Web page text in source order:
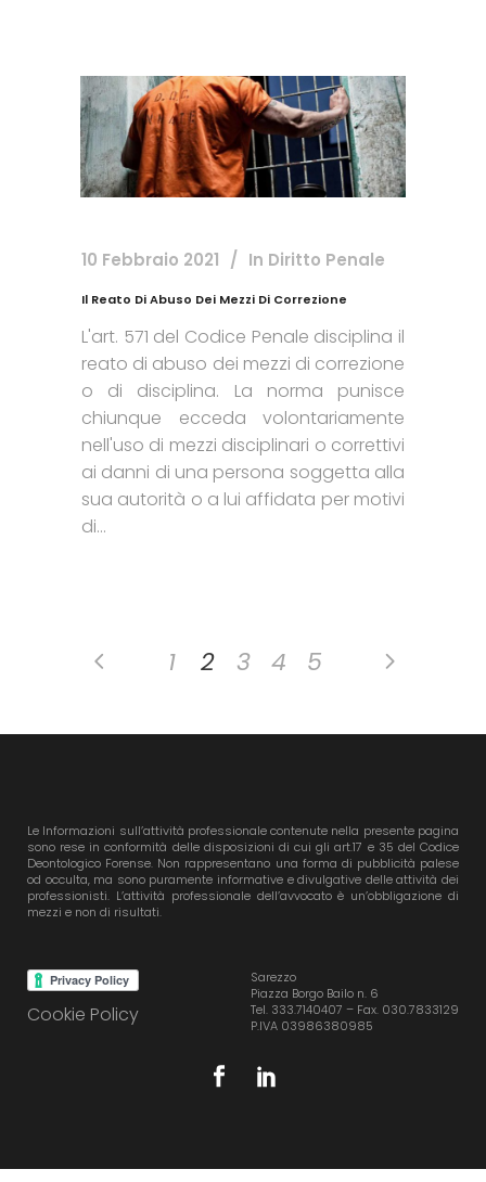
10 Febbraio 2021 In Diritto Penale
Il Reato Di Abuso Dei Mezzi Di Correzione
L'art. 571 del Codice Penale disciplina il
reato di abuso dei mezzi di correzione
o di disciplina. La norma punisce
chiunque ecceda volontariamente
nell'uso di mezzi disciplinari o correttivi
ai danni di una persona soggetta alla
sua autorità o a lui affidata per motivi
di...
1 2 3 4 5
Le Informazioni sull’attività professionale contenute nella presente pagina
sono rese in conformità delle disposizioni di cui gli art.17 e 35 del Codice
Deontologico Forense. Non rappresentano una forma di pubblicità palese
od occulta, ma sono puramente informative e divulgative delle attività dei
professionisti. L’attività professionale dell’avvocato è un’obbligazione di
mezzi e non di risultati.
Sarezzo
Piazza Borgo Bailo n. 6
Tel. 333.7140407 – Fax. 030.7833129
P.IVA 03986380985
Cookie Policy